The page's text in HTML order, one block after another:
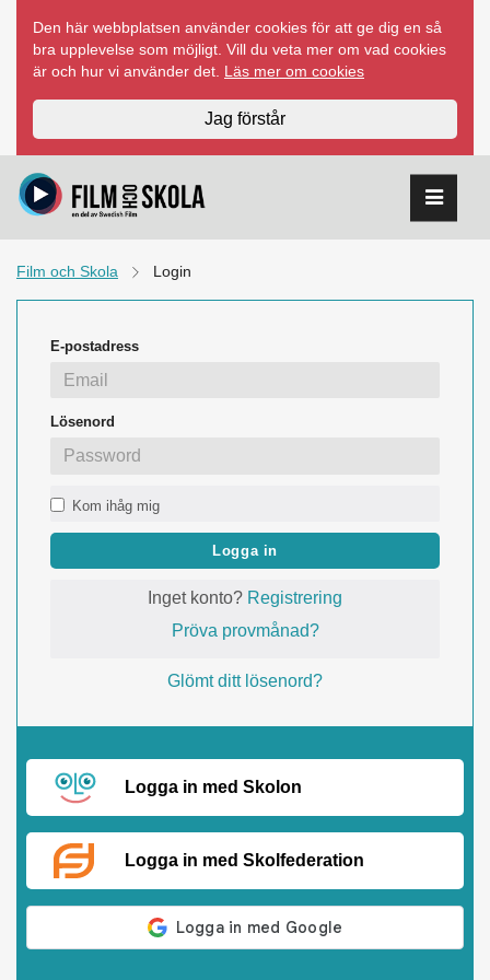
innehåll
Den här webbplatsen använder cookies för att ge dig en så
bra upplevelse som möjligt. Vill du veta mer om vad cookies
är och hur vi använder det. Läs mer om cookies
Jag förstår
Film och Skola Login
E-postadress
Lösenord
Kom ihåg mig
Logga in
Inget konto? Registrering
Pröva provmånad?
Glömt ditt lösenord?
Logga in med Skolon
Logga in med Skolfederation